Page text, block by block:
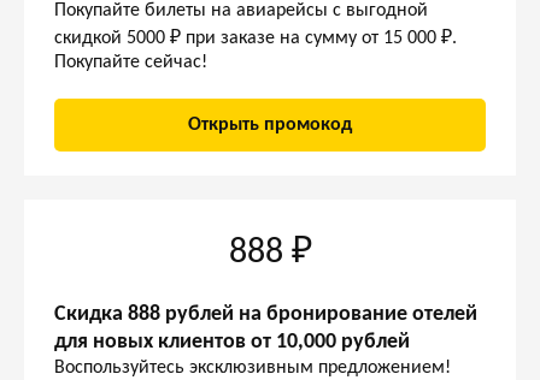
Покупайте билеты на авиарейсы с выгодной
скидкой 5000 ₽ при заказе на сумму от 15 000 ₽.
Покупайте сейчас!
Открыть промокод
888 ₽
Скидка 888 рублей на бронирование отелей
для новых клиентов от 10,000 рублей
Воспользуйтесь эксклюзивным предложением!